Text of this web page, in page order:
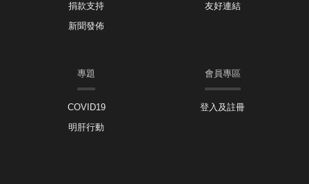
捐款支持
新聞發佈
友好連結
專題
COVID19
明肝行動
會員專區
登入及註冊